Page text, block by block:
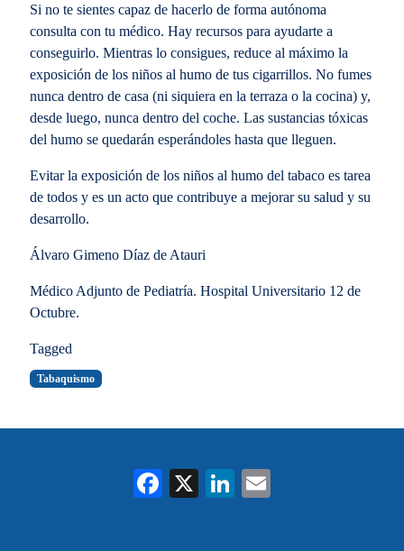
Si no te sientes capaz de hacerlo de forma autónoma
consulta con tu médico. Hay recursos para ayudarte a
conseguirlo. Mientras lo consigues, reduce al máximo la
exposición de los niños al humo de tus cigarrillos. No fumes
nunca dentro de casa (ni siquiera en la terraza o la cocina) y,
desde luego, nunca dentro del coche. Las sustancias tóxicas
del humo se quedarán esperándoles hasta que lleguen.
Evitar la exposición de los niños al humo del tabaco es tarea
de todos y es un acto que contribuye a mejorar su salud y su
desarrollo.
Álvaro Gimeno Díaz de Atauri
Médico Adjunto de Pediatría. Hospital Universitario 12 de
Octubre.
Tagged
Tabaquismo
Fa
X
Li